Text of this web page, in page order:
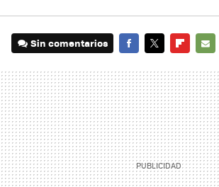
Sin comentarios
MAIL